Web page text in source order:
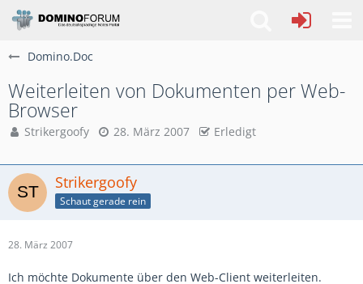
Domino.Doc
Weiterleiten von Dokumenten per Web-
Browser
Strikergoofy 28. März 2007 Erledigt
Strikergoofy
Schaut gerade rein
28. März 2007
Ich möchte Dokumente über den Web-Client weiterleiten.